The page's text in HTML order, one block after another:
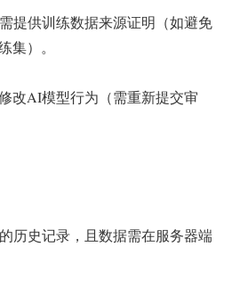
提供训练数据来源证明（如避免
集）。
改AI模型行为（需重新提交审
历史记录，且数据需在服务器端